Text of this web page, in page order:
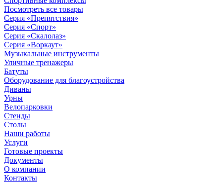
Посмотреть все товары
Серия «Препятствия»
Серия «Спорт»
Серия «Скалолаз»
Серия «Воркаут»
Музыкальные инструменты
Уличные тренажеры
Батуты
Оборудование для благоустройства
Диваны
Урны
Велопарковки
Стенды
Столы
Наши работы
Услуги
Готовые проекты
Документы
О компании
Контакты